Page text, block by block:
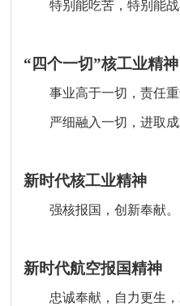
特别能吃苦，特别能战
“四个一切”核工业精神
事业高于一切，责任重
严细融入一切，进取成
新时代核工业精神
强核报国，创新奉献。
新时代航空报国精神
忠诚奉献，自力更生，